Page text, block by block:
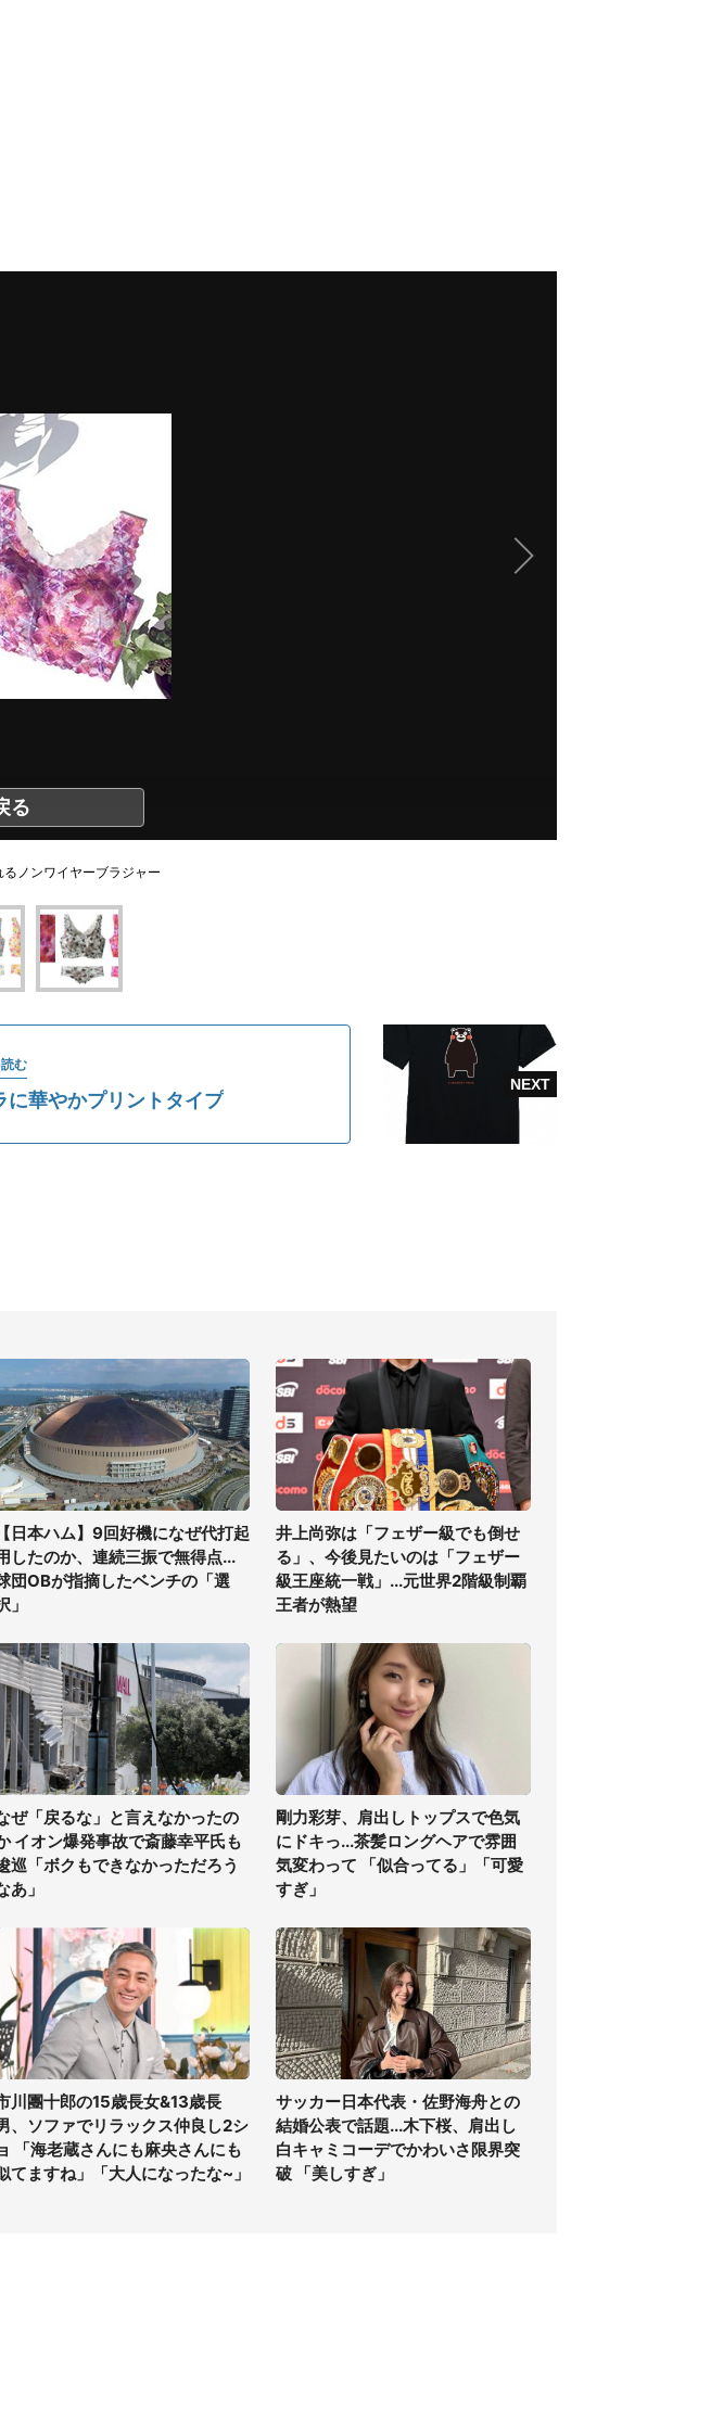
る
ノンワイヤーブラジャー
む
に華やかプリントタイプ
【日本ハム】9回好機になぜ代打起
したのか、連続三振で無得点...
団OBが指摘したベンチの「選
」
井上尚弥は「フェザー級でも倒せ
る」、今後見たいのは「フェザー
級王座統一戦」...元世界2階級制覇
王者が熱望
ぜ「戻るな」と言えなかったの
イオン爆発事故で斎藤幸平氏も
巡「ボクもできなかっただろう
あ」
剛力彩芽、肩出しトップスで色気
にドキっ...茶髪ロングヘアで雰囲
気変わって 「似合ってる」「可愛
すぎ」
川團十郎の15歳長女&13歳長
、ソファでリラックス仲良し2シ
「海老蔵さんにも麻央さんにも
てますね」「大人になったな~」
サッカー日本代表・佐野海舟との
結婚公表で話題...木下桜、肩出し
白キャミコーデでかわいさ限界突
破 「美しすぎ」